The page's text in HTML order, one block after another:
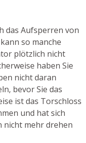
das Aufsperren von
so manche
plötzlich nicht
haben Sie
nicht daran
bevor Sie das
ist das Torschloss
und hat sich
nicht mehr drehen